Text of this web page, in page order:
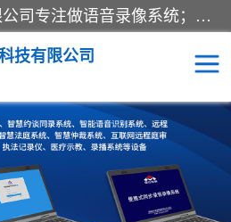
深圳鼎立宏泰科技有限公司专注做语音录像系统；主要服务有：约谈室同步录音录像系统、设计数字询问同步录音录像、数字约谈室同步录音录像、公开听证室、智慧庭审、智能语音识别转写、远程提讯（提审）、记录仪、远程指挥综合管理平台、录播系统等
技有限公司
便携式审讯设备
听证室